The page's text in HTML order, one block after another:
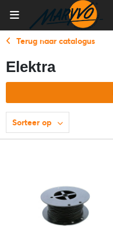
Terug naar catalogus
Elektra
Sorteer op